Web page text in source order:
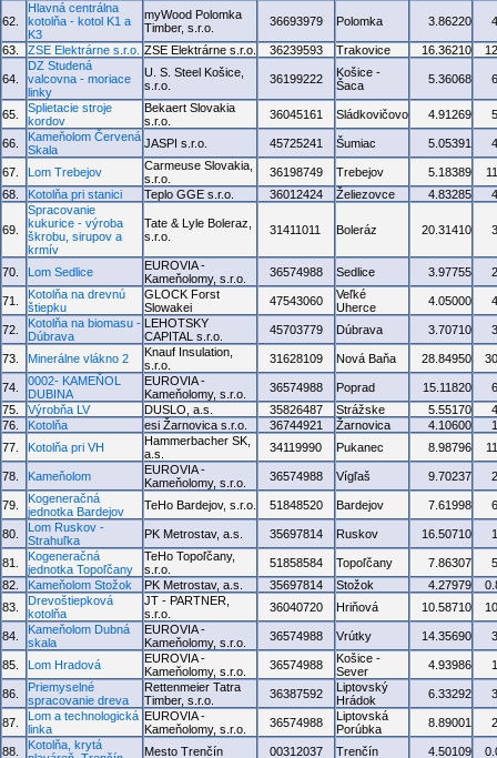
62.
Hlavná centrálna
kotolňa - kotol K1 a
K3
myWood Polomka
Timber, s.r.o.
36693979 Polomka 3.86220
63. ZSE Elektrárne s.r.o. ZSE Elektrárne s.r.o. 36239593 Trakovice 16.36210
64.
DZ Studená
valcovna - moriace
linky
U. S. Steel Košice,
s.r.o.
36199222
Košice -
Šaca
5.36068
65.
Splietacie stroje
kordov
Bekaert Slovakia
s.r.o.
36045161 Sládkovičovo 4.91269
66.
Kameňolom Červená
Skala
JASPI s.r.o. 45725241 Šumiac 5.05391
67. Lom Trebejov
Carmeuse Slovakia,
s.r.o.
36198749 Trebejov 5.18389
68.
Kotolňa pri stanici Teplo GGE s.r.o. 36012424 Želiezovce 4.83285
69.
Spracovanie
kukurice - výroba
škrobu, sirupov a
krmív
Tate & Lyle Boleraz,
s.r.o.
31411011 Boleráz 20.31410
70. Lom Sedlice
EUROVIA -
Kameňolomy, s.r.o.
36574988 Sedlice 3.97755
71.
Kotolňa na drevnú
štiepku
GLOCK Forst
Slowakei
47543060
Veľké
Uherce
4.05000
72.
Kotolňa na biomasu -
Dúbrava
LEHOTSKY
CAPITAL s.r.o.
45703779 Dúbrava 3.70710
73. Minerálne vlákno 2
Knauf Insulation,
s.r.o.
31628109 Nová Baňa 28.84950
74.
0002- KAMEŇOL
DUBINA
EUROVIA -
Kameňolomy, s.r.o.
36574988 Poprad 15.11820
75.
Výrobňa LV DUSLO, a.s. 35826487 Strážske 5.55170
76.
Kotolňa esi Žarnovica s.r.o. 36744921 Žarnovica 4.10600
77.
Kotolňa pri VH
Hammerbacher SK,
a.s.
34119990 Pukanec 8.98796
78. Kameňolom
EUROVIA -
Kameňolomy, s.r.o.
36574988 Vígľaš 9.70237
79.
Kogeneračná
jednotka Bardejov
TeHo Bardejov, s.r.o. 51848520 Bardejov 7.61998
80.
Lom Ruskov -
Strahuľka
PK Metrostav, a.s. 35697814 Ruskov 16.50710
81.
Kogeneračná
jednotka Topoľčany
TeHo Topoľčany,
s.r.o.
51858584 Topoľčany 7.86307
82.
Kameňolom Stožok PK Metrostav, a.s. 35697814 Stožok 4.27979
83.
Drevoštiepková
kotolňa
JT - PARTNER,
s.r.o.
36040720 Hriňová 10.58710
84.
Kameňolom Dubná
skala
EUROVIA -
Kameňolomy, s.r.o.
36574988 Vrútky 14.35690
85. Lom Hradová
EUROVIA -
Kameňolomy, s.r.o.
36574988
Košice -
Sever
4.93986
86.
Priemyselné
spracovanie dreva
Rettenmeier Tatra
Timber, s.r.o.
36387592
Liptovský
Hrádok
6.33292
87.
Lom a technologická
linka
EUROVIA -
Kameňolomy, s.r.o.
36574988
Liptovská
Porúbka
8.89001
88.
Kotolňa, krytá
Mesto Trenčín 00312037 Trenčín 4.50109